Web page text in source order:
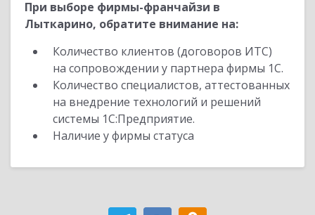
При выборе фирмы-франчайзи в
Лыткарино, обратите внимание на:
Количество клиентов (договоров ИТС)
на сопровождении у партнера фирмы 1С.
Количество специалистов, аттестованных
на внедрение технологий и решений
системы 1С:Предприятие.
Наличие у фирмы статуса